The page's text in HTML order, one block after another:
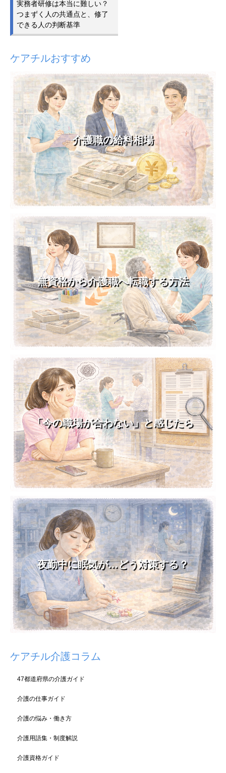
実務者研修は本当に難しい？
つまずく人の共通点と、修了
できる人の判断基準
ケアチルおすすめ
介護職の給料相場
無資格から介護職へ転職する方法
「今の職場が合わない」と感じたら
夜勤中に眠気が…どう対策する？
ケアチル介護コラム
47都道府県の介護ガイド
介護の仕事ガイド
介護の悩み・働き方
介護用語集・制度解説
介護資格ガイド